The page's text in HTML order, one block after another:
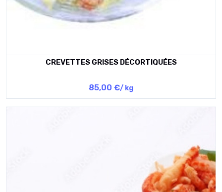
CREVETTES GRISES DÉCORTIQUÉES
85,00 €/ kg